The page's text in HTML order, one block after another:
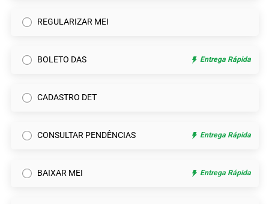
REGULARIZAR MEI
BOLETO DAS Entrega Rápida
CADASTRO DET
CONSULTAR PENDÊNCIAS Entrega Rápida
BAIXAR MEI Entrega Rápida